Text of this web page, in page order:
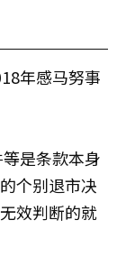
年感马努事
是条款本身
个别退市决
效判断的就